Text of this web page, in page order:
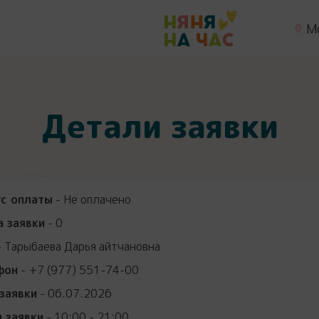
Детали заявки
оплаты - Не оплачено
заявки - 0
Тарыбаева Дарья айтчановна
- +7 (977) 551-74-00
- 06.07.2026